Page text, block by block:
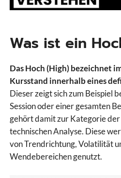
Was ist ein
Das Hoch (High) bezeichnet
Kursstand innerhalb eines
Dieser zeigt sich zum Beispiel
Session oder einer gesamten
gehört damit zur Kategorie
technischen Analyse. Diese
von Trendrichtung, Volatilität
Wendebereichen genutzt.